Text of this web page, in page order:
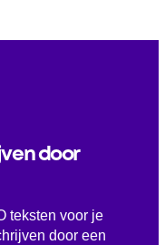
door
teksten voor je
door een